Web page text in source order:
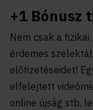
+1 Bónusz
Nem csak a
érdemes
előfizetéseidet!
elfelejtett
online újság stb.